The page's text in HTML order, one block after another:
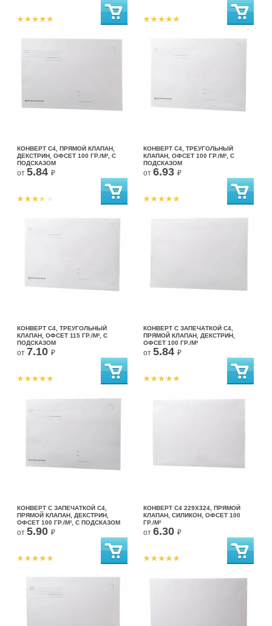
КОНВЕРТ С4, ПРЯМОЙ КЛАПАН,
ДЕКСТРИН, ОФСЕТ 100 ГР./М², С
ПОДСКАЗОМ
от 5.84 ₽
КОНВЕРТ С4, ТРЕУГОЛЬНЫЙ
КЛАПАН, ОФСЕТ 100 ГР./М², С
ПОДСКАЗОМ
от 6.93 ₽
КОНВЕРТ С4, ТРЕУГОЛЬНЫЙ
КЛАПАН, ОФСЕТ 115 ГР./М², С
ПОДСКАЗОМ
от 7.10 ₽
КОНВЕРТ С ЗАПЕЧАТКОЙ С4,
ПРЯМОЙ КЛАПАН, ДЕКСТРИН,
ОФСЕТ 100 ГР./М²
от 5.84 ₽
КОНВЕРТ С ЗАПЕЧАТКОЙ С4,
ПРЯМОЙ КЛАПАН, ДЕКСТРИН,
ОФСЕТ 100 ГР./М², С ПОДСКАЗОМ
от 5.90 ₽
КОНВЕРТ С4 229Х324, ПРЯМОЙ
КЛАПАН, СИЛИКОН, ОФСЕТ 100
ГР./М²
от 6.30 ₽